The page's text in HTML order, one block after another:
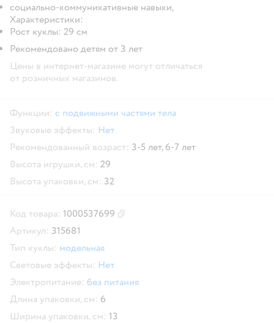
социально-коммуникативные навыки,
Характеристики:
Рост куклы: 29 см
Рекомендовано детям от 3 лет
Цены в интернет-магазине могут отличаться
от розничных магазинов.
Функции: с подвижными частями тела
Звуковые эффекты: Нет
Рекомендованный возраст: 3-5 лет, 6-7 лет
Высота игрушки, см: 29
Высота упаковки, см: 32
Код товара: 1000537699
Артикул: 315681
Тип куклы: модельная
Световые эффекты: Нет
Электропитание: без питания
Длина упаковки, см: 6
Ширина упаковки, см: 13